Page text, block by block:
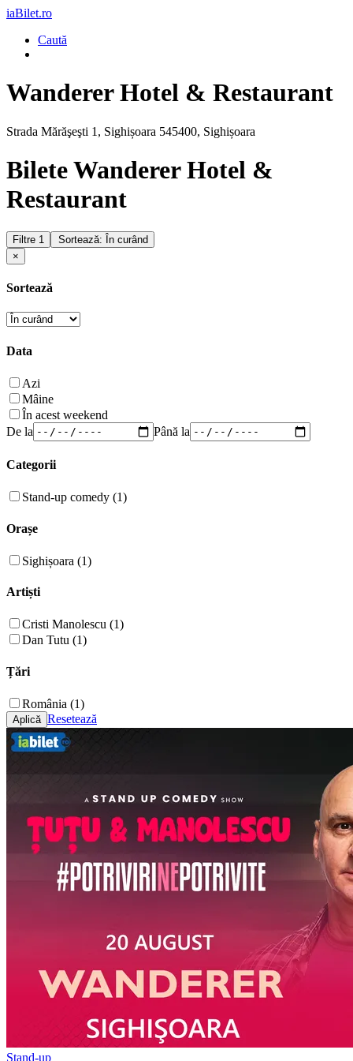
iaBilet.ro
Caută
Wanderer Hotel & Restaurant
Strada Mărăşeşti 1, Sighișoara 545400, Sighișoara
Bilete Wanderer Hotel &
Restaurant
Filtre 1
Sortează: În curând
×
Sortează
Data
Azi
Mâine
În acest weekend
De la
Până la
Categorii
Stand-up comedy (1)
Orașe
Sighișoara (1)
Artiști
Cristi Manolescu (1)
Dan Tutu (1)
Țări
România (1)
Resetează
Stand-up